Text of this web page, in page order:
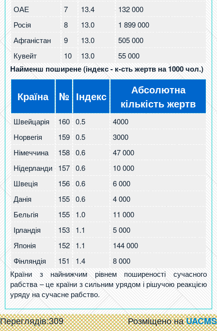
ОАЕ
7 13.4
132 000
Росія
8 13.0
1 899 000
Афганістан
9 13.0
505 000
Кувейт
10 13.0 55 000
Найменш поширене (індекс - к-сть жертв на 1000 чол.)
Країна № Індекс
Абсолютна
кількість жертв
Швейцарія 160 0.5
4000
Норвегія
159 0.5
3000
Німеччина
158 0.6
47 000
Нідерланди
157 0.6
10 000
Швеція
156 0.6
6 000
Данія
155 0.6
4 000
Бельгія
155 1.0
11 000
Ірландія
153 1.1
5 000
Японія
152 1.1
144 000
Фінляндія
151 1.4
8 000
Країни з найнижчим рівнем поширеності сучасного
рабства – це країни з сильним урядом і рішучою реакцією
уряду на сучасне рабство.
Переглядів:309 Розміщено наUACMS